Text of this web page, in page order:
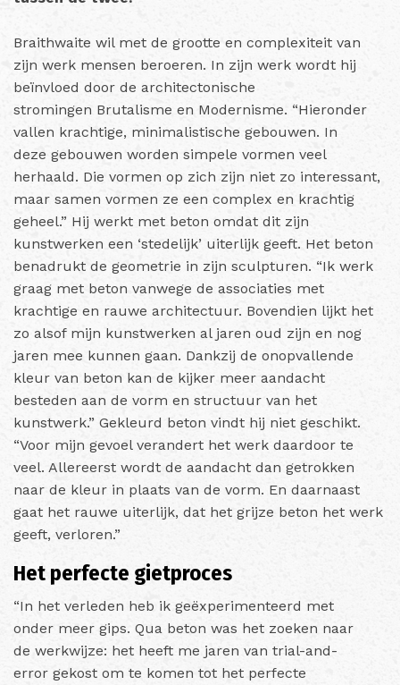
Braithwaite wil met de grootte en complexiteit van
zijn werk mensen beroeren. In zijn werk wordt hij
beïnvloed door de architectonische
stromingen Brutalisme en Modernisme. “Hieronder
vallen krachtige, minimalistische gebouwen. In
deze gebouwen worden simpele vormen veel
herhaald. Die vormen op zich zijn niet zo interessant,
maar samen vormen ze een complex en krachtig
geheel.” Hij werkt met beton omdat dit zijn
kunstwerken een ‘stedelijk’ uiterlijk geeft. Het beton
benadrukt de geometrie in zijn sculpturen. “Ik werk
graag met beton vanwege de associaties met
krachtige en rauwe architectuur. Bovendien lijkt het
zo alsof mijn kunstwerken al jaren oud zijn en nog
jaren mee kunnen gaan. Dankzij de onopvallende
kleur van beton kan de kijker meer aandacht
besteden aan de vorm en structuur van het
kunstwerk.” Gekleurd beton vindt hij niet geschikt.
“Voor mijn gevoel verandert het werk daardoor te
veel. Allereerst wordt de aandacht dan getrokken
naar de kleur in plaats van de vorm. En daarnaast
gaat het rauwe uiterlijk, dat het grijze beton het werk
geeft, verloren.”
Het perfecte gietproces
“In het verleden heb ik geëxperimenteerd met
onder meer gips. Qua beton was het zoeken naar
de werkwijze: het heeft me jaren van trial-and-
error gekost om te komen tot het perfecte